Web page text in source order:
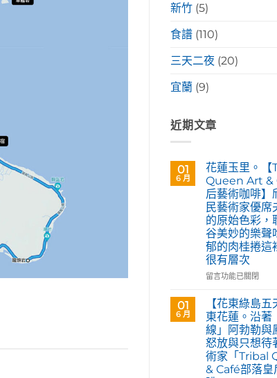
新竹 (5)
食譜 (110)
三天二夜 (20)
宜蘭 (9)
近期文章
01
6 月
花蓮玉里。【
Queen Art &
后藝術咖啡】
民藝術家優席
的原始色彩，
谷美妙的樂聲
郁的肉桂捲這
很有層次
在
玉
里。
【Tribal
Queen
Art
&
留言功能已關閉
01
6 月
【花東綠島
東花蓮。沿著
線」阿勃勒與
怒放與只想待
術家「Tribal
& Café部落皇